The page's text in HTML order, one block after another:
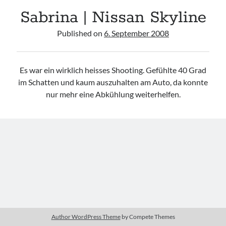
#schreischwein
Imprint
Sabrina | Nissan Skyline
Published on 6. September 2008
Es war ein wirklich heisses Shooting. Gefühlte 40 Grad
im Schatten und kaum auszuhalten am Auto, da konnte
nur mehr eine Abkühlung weiterhelfen.
Author WordPress Themeby Compete Themes